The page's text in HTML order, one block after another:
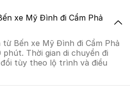
xe Mỹ Đình đi Cẩm Phả
Bến xe Mỹ Đình đi Cẩm Phả
Thời gian di chuyển đi
tùy theo lộ trình và điều